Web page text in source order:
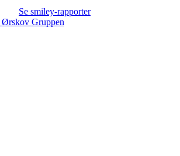
Se smiley-rapporter
Gruppen